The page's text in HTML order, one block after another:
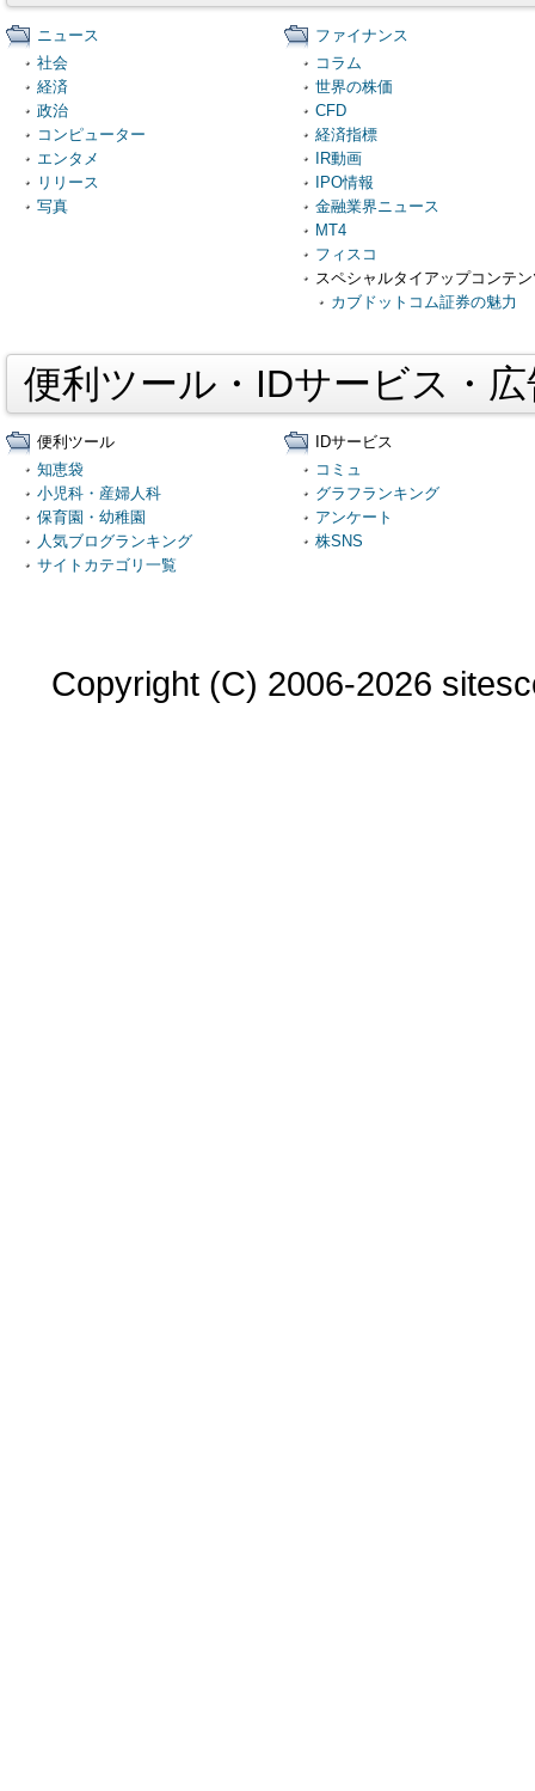
ニュース
社会
経済
政治
コンピューター
エンタメ
リリース
写真
ファイナンス
コラム
世界の株価
CFD
経済指標
IR動画
IPO情報
金融業界ニュース
MT4
フィスコ
スペシャルタイアップコンテ
カブドットコム証券の魅力
便利ツール・IDサービス・
便利ツール
知恵袋
小児科・産婦人科
保育園・幼稚園
人気ブログランキング
サイトカテゴリ一覧
IDサービス
コミュ
グラフランキング
アンケート
株SNS
Copyright (C) 2006-2026